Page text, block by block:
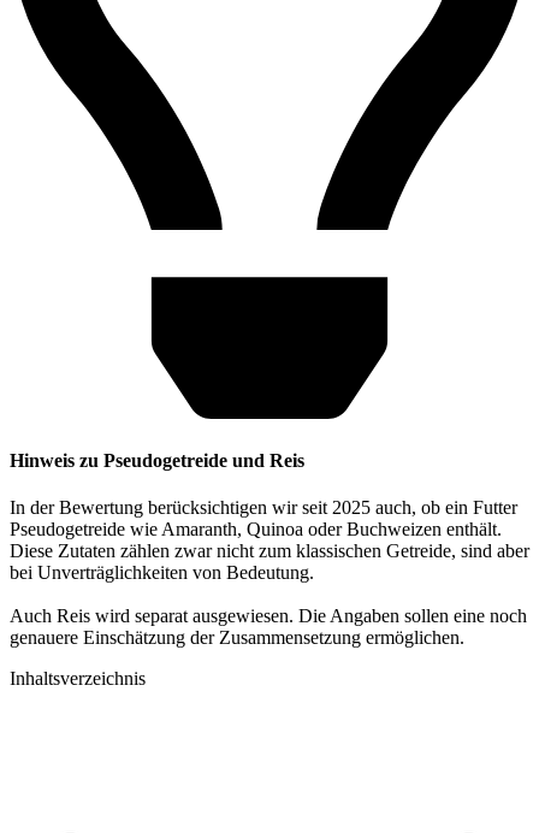
Hinweis zu Pseudogetreide und Reis
In der Bewertung berücksichtigen wir seit 2025 auch, ob ein Futter
Pseudogetreide wie Amaranth, Quinoa oder Buchweizen enthält.
Diese Zutaten zählen zwar nicht zum klassischen Getreide, sind aber
bei Unverträglichkeiten von Bedeutung.
Auch Reis wird separat ausgewiesen. Die Angaben sollen eine noch
genauere Einschätzung der Zusammensetzung ermöglichen.
Inhaltsverzeichnis​